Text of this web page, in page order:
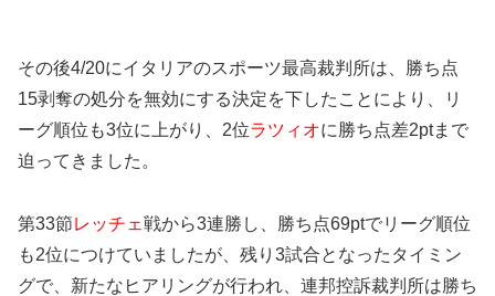
その後4/20にイタリアのスポーツ最高裁判所は、勝ち点
15剥奪の処分を無効にする決定を下したことにより、リ
ーグ順位も3位に上がり、2位ラツィオに勝ち点差2ptまで
迫ってきました。
第33節レッチェ戦から3連勝し、勝ち点69ptでリーグ順位
も2位につけていましたが、残り3試合となったタイミン
グで、新たなヒアリングが行われ、連邦控訴裁判所は勝ち